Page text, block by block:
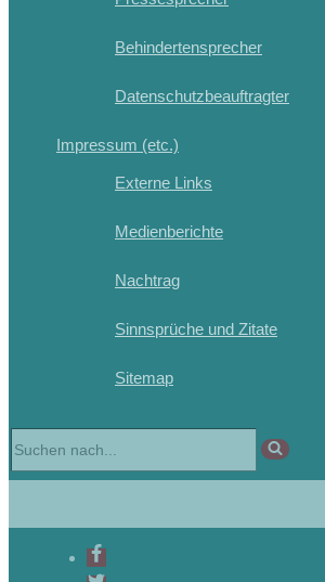
Behindertensprecher
Datenschutzbeauftragter
Impressum (etc.)
Externe Links
Medienberichte
Nachtrag
Sinnsprüche und Zitate
Sitemap